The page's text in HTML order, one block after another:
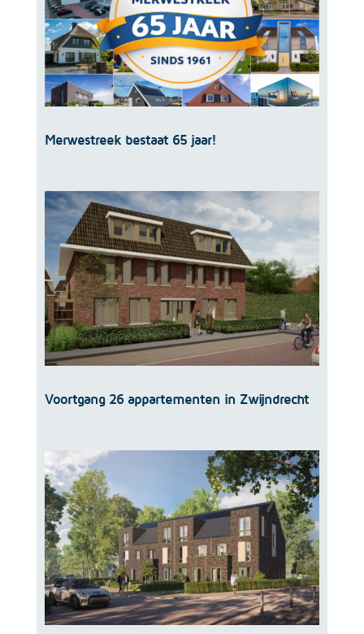
Merwestreek bestaat 65 jaar!
Voortgang 26 appartementen in Zwijndrecht